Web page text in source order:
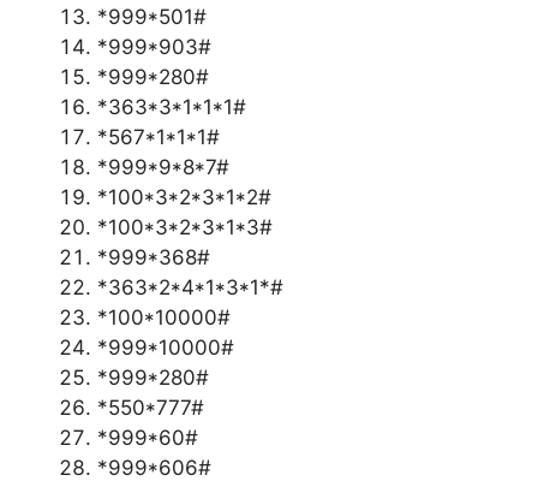
*999*501#
*999*903#
*999*280#
*363*3*1*1*1#
*567*1*1*1#
*999*9*8*7#
*100*3*2*3*1*2#
*100*3*2*3*1*3#
*999*368#
*363*2*4*1*3*1*#
*100*10000#
*999*10000#
*999*280#
*550*777#
*999*60#
*999*606#